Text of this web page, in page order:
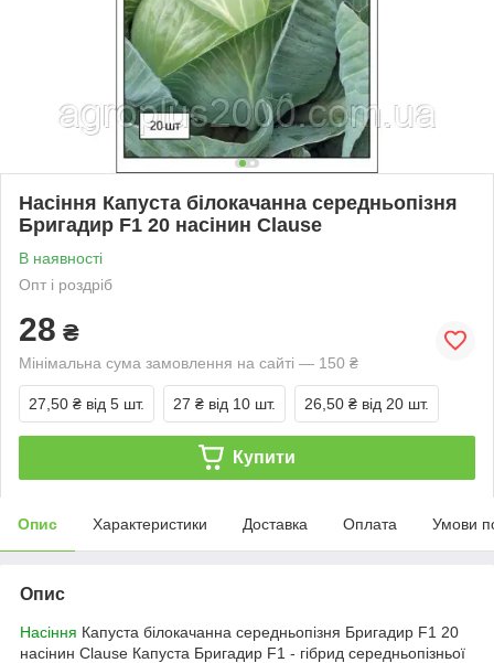
Насіння Капуста білокачанна середньопізня
Бригадир F1 20 насінин Clause
В наявності
Опт і роздріб
28 ₴
Мінімальна сума замовлення на сайті — 150 ₴
27,50 ₴ від 5 шт. 27 ₴ від 10 шт. 26,50 ₴ від 20 шт.
Купити
Опис Характеристики Доставка Оплата Умови
Опис
Насіння Капуста білокачанна середньопізня Бригадир F1 20
насінин Clause Капуста Бригадир F1 - гібрид середньопізньої